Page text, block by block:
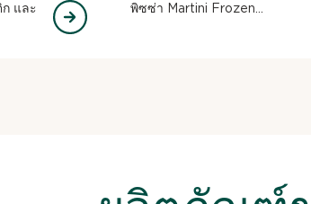
และ
พิซซ่า Martini Frozen...